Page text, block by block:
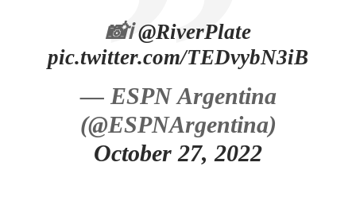
📸ℹ️@RiverPlate
pic.twitter.com/TEDvybN3iB
— ESPN Argentina
(@ESPNArgentina)
October 27, 2022